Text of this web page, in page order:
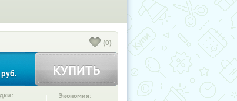
(0)
руб. КУПИТЬ
Экономия: